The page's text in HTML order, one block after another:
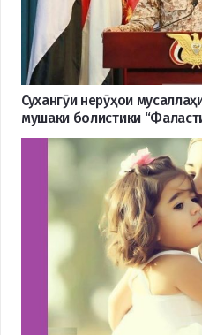
Сухангӯи нерӯҳои
мушаки болистики